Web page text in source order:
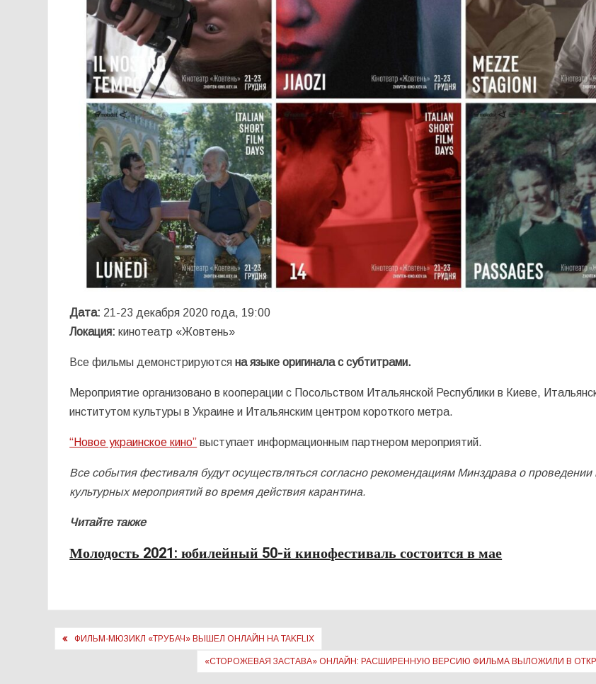
Дата: 21-23 декабря 2020 года, 19:00
Локация: кинотеатр «Жовтень»
Все фильмы демонстрируютсяна языке оригинала с субтитрами.
Мероприятие организовано в кооперации с Посольством Итальянской Республики в Киеве,
институтом культуры в Украине и Итальянским центром короткого метра.
“Новое украинское кино” выступает информационным партнером мероприятий.
Все события фестиваля будут осуществляться согласно рекомендациям Минздрава о
культурных мероприятий во время действия карантина.
Читайте также
Молодость 2021: юбилейный 50-й кинофестиваль состоится в мае
Навигация
ФИЛЬМ-МЮЗИКЛ «ТРУБАЧ» ВЫШЕЛ ОНЛАЙН НА TAKFLIX
«СТОРОЖЕВАЯ ЗАСТАВА» ОНЛАЙН: РАСШИРЕННУЮ ВЕРСИЮ ФИЛЬМА ВЫЛОЖИЛИ В